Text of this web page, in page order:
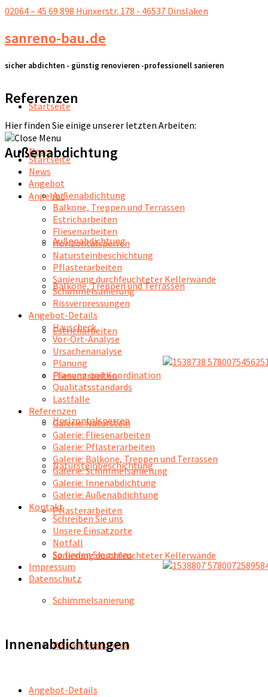
02064 – 45 69 898 Hünxerstr. 178 - 46537 Dinslaken
sanreno-bau.de
sicher abdichten - günstig renovieren -professionell sanieren
Startseite
News
Angebot
Außenabdichtung
Balkone, Treppen und Terrassen
Estricharbeiten
Fliesenarbeiten
Horizontalsperren
Natursteinbeschichtung
Pflasterarbeiten
Sanierung durchfeuchteter Kellerwände
Schimmelsanierung
Rissverpressungen
Angebot-Details
Startseite
News
Angebot
Außenabdichtung
Balkone, Treppen und Terrassen
Estricharbeiten
Fliesenarbeiten
Horizontalsperren
Natursteinbeschichtung
Pflasterarbeiten
Sanierung durchfeuchteter Kellerwände
Schimmelsanierung
Rissverpressungen
Angebot-Details
Hauscheck
Vor-Ort-Analyse
Ursachenanalyse
Planung
Planung und Koordination
Qualitätsstandards
Lastfälle
Referenzen
Galerie: Naturstein
Galerie: Fliesenarbeiten
Galerie: Pflasterarbeiten
Galerie: Balkone, Treppen und Terrassen
Galerie: Schimmelsanierung
Galerie: Innenabdichtung
Galerie: Außenabdichtung
Kontakt
Schreiben Sie uns
Unsere Einsatzorte
Notfall
So finden Sie zu uns
Impressum
Datenschutz
Referenzen
Hier finden Sie einige unserer letzten Arbeiten:
Außenabdichtung
Innenabdichtungen